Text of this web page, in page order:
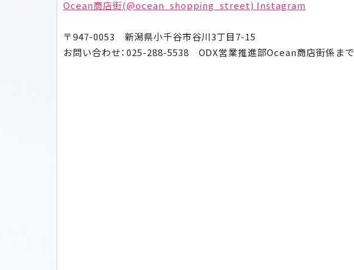
Ocean商店街(@ocean_shopping_street) Instagram
〒947-0053 新潟県小千谷市谷川3丁目7-15
お問い合わせ：025-288-5538 ODX営業推進部Ocean商店街係ま